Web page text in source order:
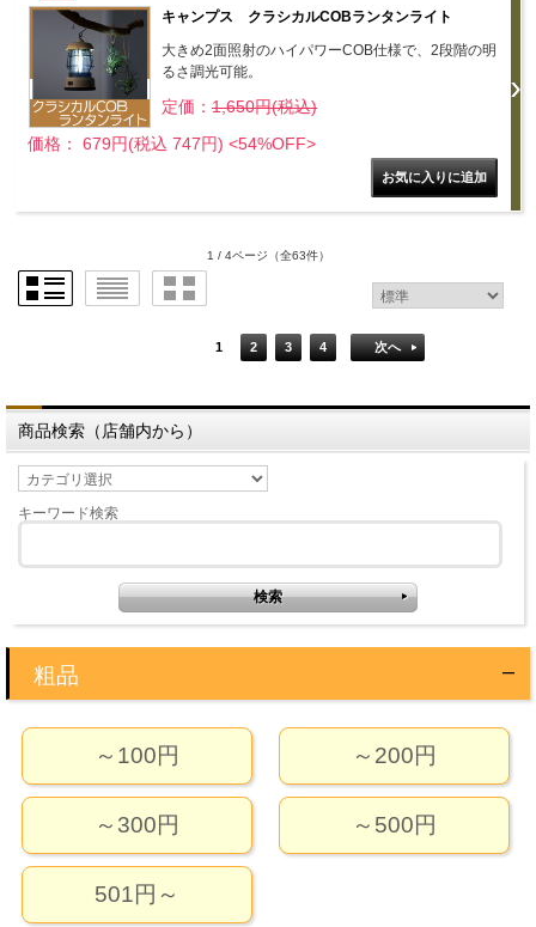
キャンプス クラシカルCOBランタンライト
大きめ2面照射のハイパワーCOB仕様で、2段階の明
るさ調光可能。
定価： 1,650円(税込)
価格： 679円(税込 747円) <54%OFF>
1 / 4ページ （全63件）
1 2 3 4 次へ
商品検索（店舗内から）
キーワード検索
粗品
～100円
～300円
501円～
～200円
～500円